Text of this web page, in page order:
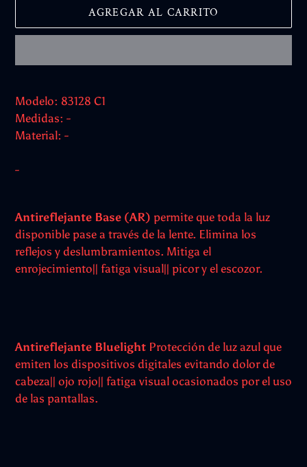
AGREGAR AL CARRITO
el
producto
a
Modelo: 83128 C1
Medidas: -
Material: -
-
Antireflejante Base (AR) permite que toda la luz
disponible pase a través de la lente. Elimina los
reflejos y deslumbramientos. Mitiga el
enrojecimiento|| fatiga visual|| picor y el escozor.
Antireflejante Bluelight Protección de luz azul que
emiten los dispositivos digitales evitando dolor de
cabeza|| ojo rojo|| fatiga visual ocasionados por el uso
de las pantallas.